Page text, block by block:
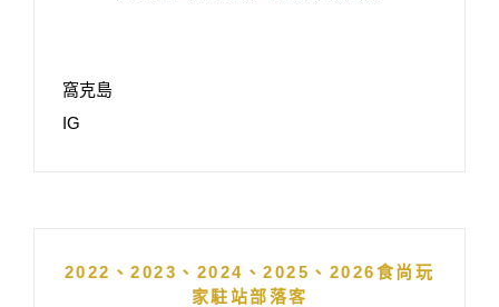
窩克島
IG
2022、2023、2024、2025、2026食尚玩
家駐站部落客